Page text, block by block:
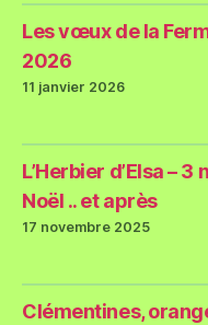
Les vœux de la
2026
11 janvier 2026
L’Herbier d’Elsa –
Noël .. et après
17 novembre 2025
Clémentines,